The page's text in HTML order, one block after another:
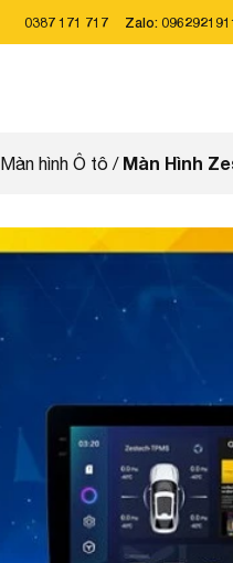
0387 171 717 Zalo:
Màn hình Ô tô / Màn Hình